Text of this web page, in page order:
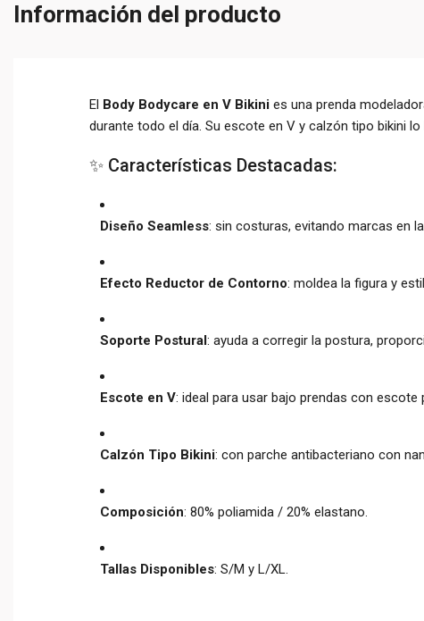
Información del producto
El Body Bodycare en V Bikini es una prenda
durante todo el día. Su escote en V y calzón tipo bikini
✨ Características Destacadas:
Diseño Seamless: sin costuras, evitando marcas en
Efecto Reductor de Contorno: moldea la figura y
Soporte Postural: ayuda a corregir la postura,
Escote en V: ideal para usar bajo prendas con escote
Calzón Tipo Bikini: con parche antibacteriano con
Composición: 80% poliamida / 20% elastano.
Tallas Disponibles: S/M y L/XL.